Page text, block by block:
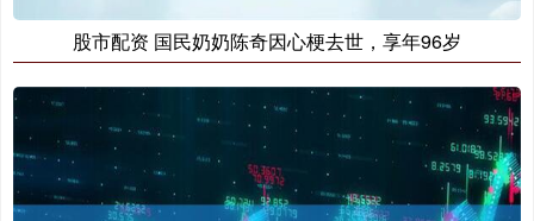
股市配资 国民奶奶陈奇因心梗去世，享年96岁